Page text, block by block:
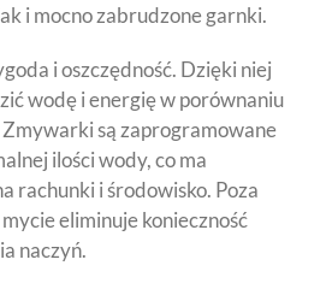
i mocno zabrudzone garnki.
i oszczędność. Dzięki niej
wodę i energię w porównaniu
są zaprogramowane
ilości wody, co ma
rachunki i środowisko. Poza
eliminuje konieczność
naczyń.